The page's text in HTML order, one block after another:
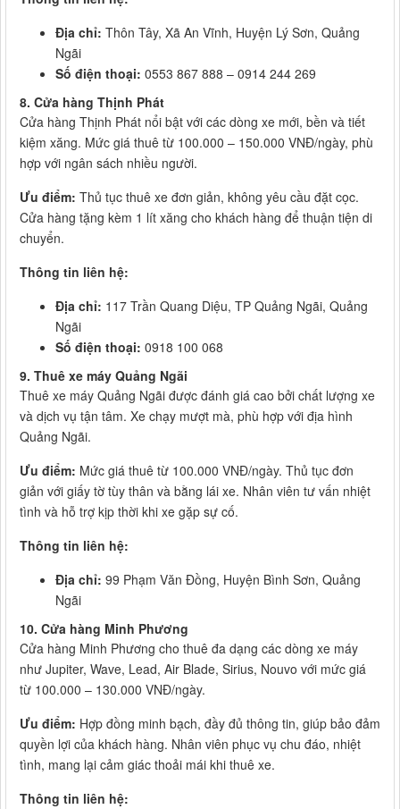
Địa chỉ: Thôn Tây, Xã An Vĩnh, Huyện Lý Sơn, Quảng
Ngãi
Số điện thoại: 0553 867 888 – 0914 244 269
8. Cửa hàng Thịnh Phát
Cửa hàng Thịnh Phát nổi bật với các dòng xe mới, bền và tiết
kiệm xăng. Mức giá thuê từ 100.000 – 150.000 VNĐ/ngày, phù
hợp với ngân sách nhiều người.
Ưu điểm: Thủ tục thuê xe đơn giản, không yêu cầu đặt cọc.
Cửa hàng tặng kèm 1 lít xăng cho khách hàng để thuận tiện di
chuyển.
Thông tin liên hệ:
Địa chỉ: 117 Trần Quang Diệu, TP Quảng Ngãi, Quảng
Ngãi
Số điện thoại: 0918 100 068
9. Thuê xe máy Quảng Ngãi
Thuê xe máy Quảng Ngãi được đánh giá cao bởi chất lượng xe
và dịch vụ tận tâm. Xe chạy mượt mà, phù hợp với địa hình
Quảng Ngãi.
Ưu điểm: Mức giá thuê từ 100.000 VNĐ/ngày. Thủ tục đơn
giản với giấy tờ tùy thân và bằng lái xe. Nhân viên tư vấn nhiệt
tình và hỗ trợ kịp thời khi xe gặp sự cố.
Thông tin liên hệ:
Địa chỉ: 99 Phạm Văn Đồng, Huyện Bình Sơn, Quảng
Ngãi
10. Cửa hàng Minh Phương
Cửa hàng Minh Phương cho thuê đa dạng các dòng xe máy
như Jupiter, Wave, Lead, Air Blade, Sirius, Nouvo với mức giá
từ 100.000 – 130.000 VNĐ/ngày.
Ưu điểm: Hợp đồng minh bạch, đầy đủ thông tin, giúp bảo đảm
quyền lợi của khách hàng. Nhân viên phục vụ chu đáo, nhiệt
tình, mang lại cảm giác thoải mái khi thuê xe.
Thông tin liên hệ: